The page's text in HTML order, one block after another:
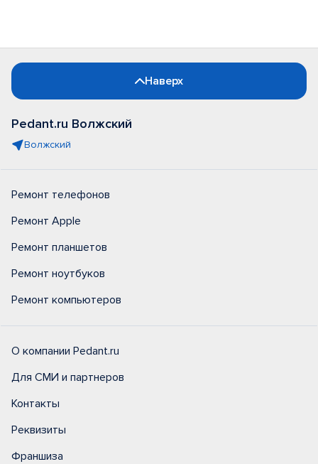
Наверх
Pedant.ru Волжский
Волжский
Ремонт телефонов
Ремонт Apple
Ремонт планшетов
Ремонт ноутбуков
Ремонт компьютеров
О компании Pedant.ru
Для СМИ и партнеров
Контакты
Реквизиты
Франшиза